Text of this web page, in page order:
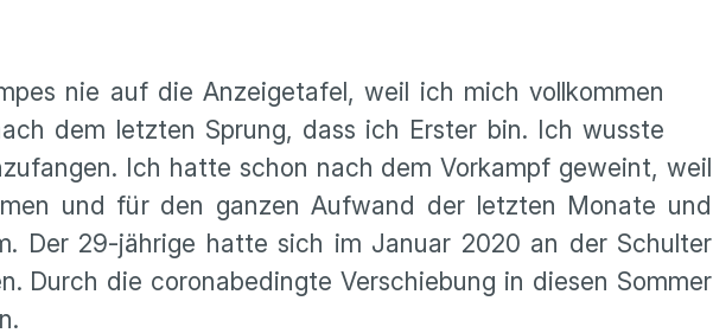
nie auf die Anzeigetafel, weil ich mich vollkommen
dem letzten Sprung, dass ich Erster bin. Ich wusste
Ich hatte schon nach dem Vorkampf geweint, weil
und für den ganzen Aufwand der letzten Monate und
Der 29-jährige hatte sich im Januar 2020 an der Schulter
Durch die coronabedingte Verschiebung in diesen Sommer